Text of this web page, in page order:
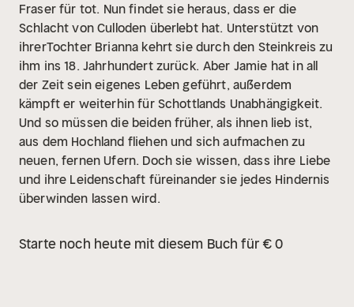
Fraser für tot. Nun findet sie heraus, dass er die
Schlacht von Culloden überlebt hat. Unterstützt von
ihrerTochter Brianna kehrt sie durch den Steinkreis zu
ihm ins 18. Jahrhundert zurück. Aber Jamie hat in all
der Zeit sein eigenes Leben geführt, außerdem
kämpft er weiterhin für Schottlands Unabhängigkeit.
Und so müssen die beiden früher, als ihnen lieb ist,
aus dem Hochland fliehen und sich aufmachen zu
neuen, fernen Ufern. Doch sie wissen, dass ihre Liebe
und ihre Leidenschaft füreinander sie jedes Hindernis
überwinden lassen wird.
Starte noch heute mit diesem Buch für € 0